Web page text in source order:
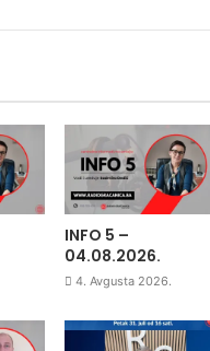
INFO 5 –
04.08.2026.
4. Avgusta 2026.